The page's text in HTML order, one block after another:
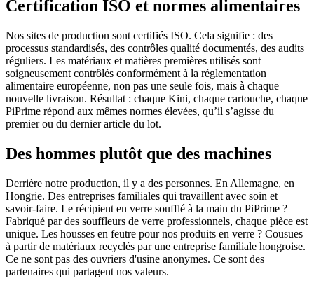
Certification ISO et normes alimentaires
Nos sites de production sont certifiés ISO. Cela signifie : des
processus standardisés, des contrôles qualité documentés, des audits
réguliers. Les matériaux et matières premières utilisés sont
soigneusement contrôlés conformément à la réglementation
alimentaire européenne, non pas une seule fois, mais à chaque
nouvelle livraison. Résultat : chaque Kini, chaque cartouche, chaque
PiPrime répond aux mêmes normes élevées, qu’il s’agisse du
premier ou du dernier article du lot.
Des hommes plutôt que des machines
Derrière notre production, il y a des personnes. En Allemagne, en
Hongrie. Des entreprises familiales qui travaillent avec soin et
savoir-faire. Le récipient en verre soufflé à la main du PiPrime ?
Fabriqué par des souffleurs de verre professionnels, chaque pièce est
unique. Les housses en feutre pour nos produits en verre ? Cousues
à partir de matériaux recyclés par une entreprise familiale hongroise.
Ce ne sont pas des ouvriers d'usine anonymes. Ce sont des
partenaires qui partagent nos valeurs.